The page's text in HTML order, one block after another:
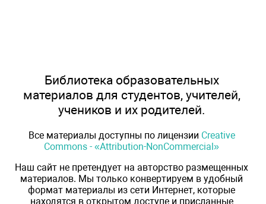
Библиотека образовательных
материалов для студентов, учителей,
учеников и их родителей.
Все материалы доступны по лицензии Creative
Commons - «Attribution-NonCommercial»
Наш сайт не претендует на авторство размещенных
материалов. Мы только конвертируем в удобный
формат материалы из сети Интернет, которые
находятся в открытом доступе и присланные